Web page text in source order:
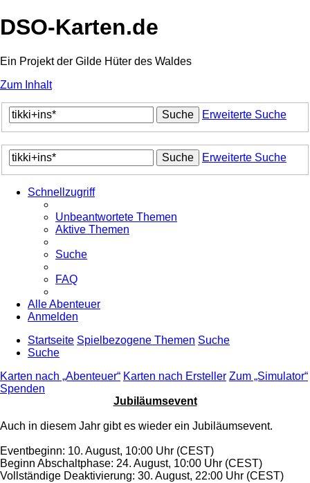
DSO-Karten.de
Ein Projekt der Gilde Hüter des Waldes
Zum Inhalt
Suche Erweiterte Suche
Suche Erweiterte Suche
Schnellzugriff
Unbeantwortete Themen
Aktive Themen
Suche
FAQ
Alle Abenteuer
Anmelden
Startseite Spielbezogene Themen Suche
Suche
Karten nach „Abenteuer“ Karten nach Ersteller Zum „Simulator“
Spenden
Jubiläumsevent
Auch in diesem Jahr gibt es wieder ein Jubiläumsevent.
Eventbeginn: 10. August, 10:00 Uhr (CEST)
Beginn Abschaltphase: 24. August, 10:00 Uhr (CEST)
Vollständige Deaktivierung: 30. August, 22:00 Uhr (CEST)